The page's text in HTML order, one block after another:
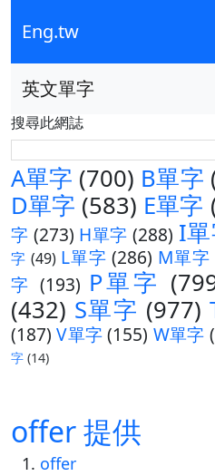
Eng.tw
英文單字
搜尋此網誌
A單字 (700) B單字
D單字 (583) E單字
字 (273) H單字 (288) I
字 (49) L單字 (286) M單字
字 (193) P單字
(432) S單字 (977)
(187) V單字(155) W單字
字 (14)
offer 提供
offer